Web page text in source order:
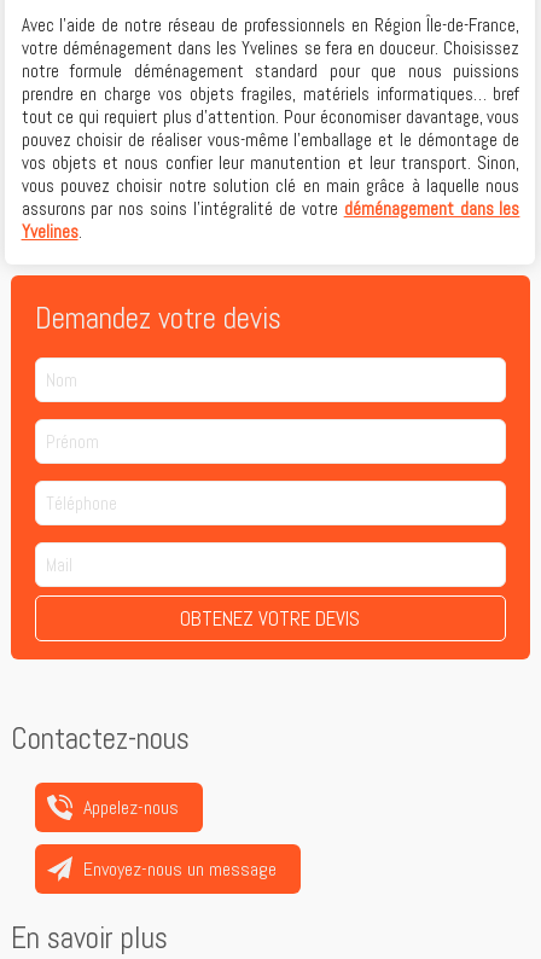
Avec l’aide de notre réseau de professionnels en Région Île-de-France,
votre déménagement dans les Yvelines se fera en douceur. Choisissez
notre formule déménagement standard pour que nous puissions
prendre en charge vos objets fragiles, matériels informatiques… bref
tout ce qui requiert plus d’attention. Pour économiser davantage, vous
pouvez choisir de réaliser vous-même l’emballage et le démontage de
vos objets et nous confier leur manutention et leur transport. Sinon,
vous pouvez choisir notre solution clé en main grâce à laquelle nous
assurons par nos soins l’intégralité de votre déménagement dans les
Yvelines.
Demandez votre devis
OBTENEZ VOTRE DEVIS
Contactez-nous
Appelez-nous
Envoyez-nous un message
En savoir plus